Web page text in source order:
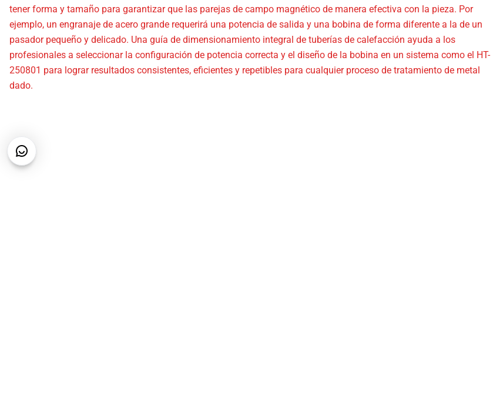
tener forma y tamaño para garantizar que las parejas de campo magnético de manera efectiva con la pieza. Por
ejemplo, un engranaje de acero grande requerirá una potencia de salida y una bobina de forma diferente a la de un
pasador pequeño y delicado. Una guía de dimensionamiento integral de tuberías de calefacción ayuda a los
profesionales a seleccionar la configuración de potencia correcta y el diseño de la bobina en un sistema como el HT-
250801 para lograr resultados consistentes, eficientes y repetibles para cualquier proceso de tratamiento de metal
dado.